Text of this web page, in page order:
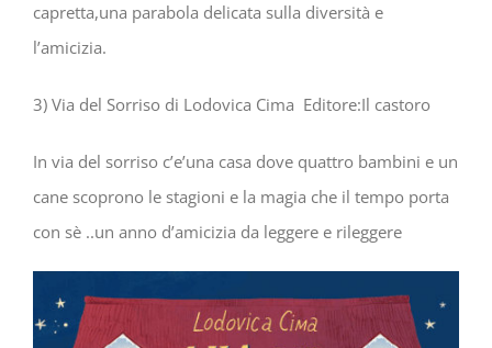
capretta,una parabola delicata sulla diversità e
l’amicizia.
3) Via del Sorriso di Lodovica Cima Editore:Il castoro
In via del sorriso c’e’una casa dove quattro bambini e un
cane scoprono le stagioni e la magia che il tempo porta
con sè ..un anno d’amicizia da leggere e rileggere